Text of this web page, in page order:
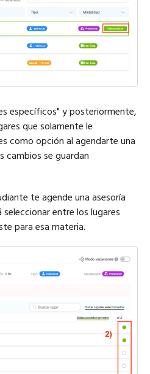
específicos" y posteriormente,
que solamente le
como opción al agendarte una
cambios se guardan
te agende una asesoría
entre los lugares
para esa materia.